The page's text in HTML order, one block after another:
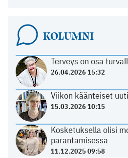
KOLUMNI
Terveys on osa
26.04.2026 15:32
Viikon käänteiset
15.03.2026 10:15
Kosketuksella olisi
parantamisessa
11.12.2025 09:58